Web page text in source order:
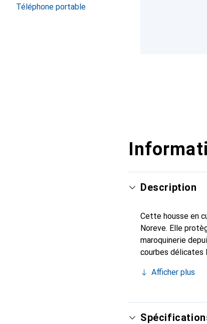
Téléphone portable
Description
Cette housse en
Noreve. Elle
maroquinerie
courbes délicates
est un choix sûr
Afficher plus